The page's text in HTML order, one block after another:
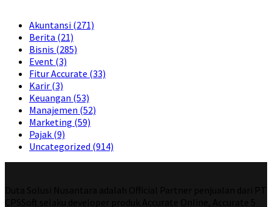
Akuntansi (271)
Berita (21)
Bisnis (285)
Event (3)
Fitur Accurate (33)
Karir (3)
Keuangan (53)
Manajemen (52)
Marketing (59)
Pajak (9)
Uncategorized (914)